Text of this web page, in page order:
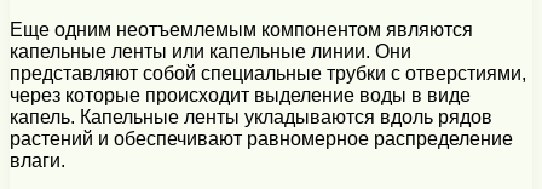
Еще одним неотъемлемым компонентом являются
капельные ленты или капельные линии. Они
представляют собой специальные трубки с отверстиями,
через которые происходит выделение воды в виде
капель. Капельные ленты укладываются вдоль рядов
растений и обеспечивают равномерное распределение
влаги.